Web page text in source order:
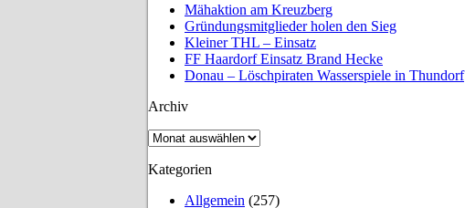
Mähaktion am Kreuzberg
Gründungsmitglieder holen den Sieg
Kleiner THL – Einsatz
FF Haardorf Einsatz Brand Hecke
Donau – Löschpiraten Wasserspiele in Thundorf
Archiv
Archiv
Kategorien
Allgemein (257)